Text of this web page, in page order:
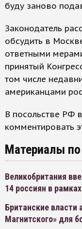
буду заново
Законодатель
обсудить в
ответными
принятый
том числе
американцами
В посольстве РФ
комментировать
Материалы
Великобритания
14 россиян в
Британские власти
Магнитского» для